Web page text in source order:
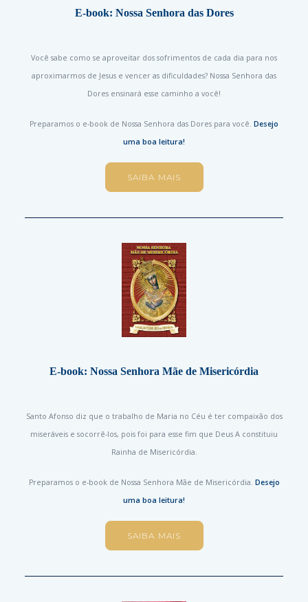
E-book: Nossa Senhora das Dores
Você sabe como se aproveitar dos sofrimentos de cada dia para nos
aproximarmos de Jesus e vencer as dificuldades? Nossa Senhora das
Dores ensinará esse caminho a você!
Preparamos o e-book de Nossa Senhora das Dores para você. Desejo
uma boa leitura!
SAIBA MAIS
E-book: Nossa Senhora Mãe de Misericórdia
Santo Afonso diz que o trabalho de Maria no Céu é ter compaixão dos
miseráveis e socorrê-los, pois foi para esse fim que Deus A constituiu
Rainha de Misericórdia.
Preparamos o e-book de Nossa Senhora Mãe de Misericórdia. Desejo
uma boa leitura!
SAIBA MAIS